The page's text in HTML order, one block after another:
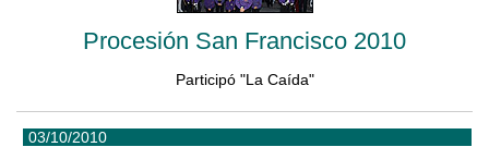
Procesión San Francisco 2010
Participó "La Caída"
03/10/2010